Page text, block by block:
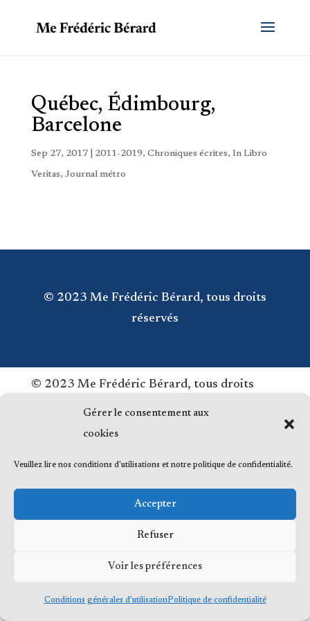
Gérer le consentement aux
cookies
Veuillez lire nos conditions d'utilisations et notre politique de confidentialité.
Accepter
Refuser
Voir les préférences
Conditions générales d’utilisationPolitique de confidentialité
Québec, Édimbourg,
Barcelone
Sep 27, 2017| 2011-2019, Chroniques écrites, In Libro
Veritas, Journal métro
© 2023 Me Frédéric Bérard, tous droits
réservés
© 2023 Me Frédéric Bérard, tous droits